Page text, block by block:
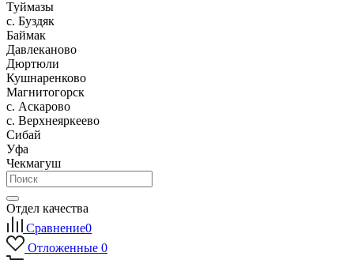
Туймазы
c. Буздяк
Баймак
Давлеканово
Дюртюли
Кушнаренково
Магнитогорск
с. Аскарово
с. Верхнеяркеево
Сибай
Уфа
Чекмагуш
Отдел качества
Сравнение0
Отложенные 0